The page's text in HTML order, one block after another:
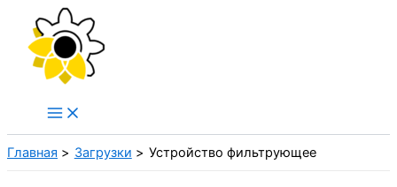
Перейти
содержимому
Главная Загрузки Устройство фильтрующее